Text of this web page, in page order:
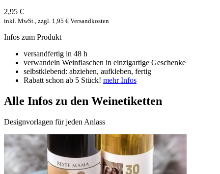
2,95 €
inkl. MwSt., zzgl. 1,95 € Versandkosten
Infos zum Produkt
versandfertig in 48 h
verwandeln Weinflaschen in einzigartige Geschenke
selbstklebend: abziehen, aufkleben, fertig
Rabatt schon ab 5 Stück! mehr Infos
Alle Infos zu den Weinetiketten
Designvorlagen für jeden Anlass